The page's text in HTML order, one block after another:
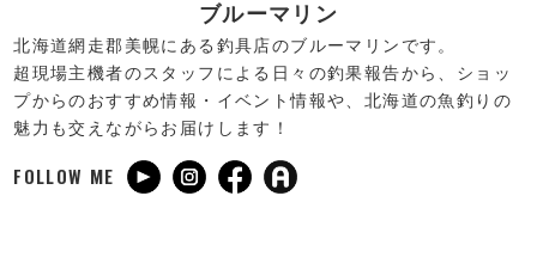
ブルーマリン
北海道網走郡美幌にある釣具店のブルーマリンです。
超現場主機者のスタッフによる日々の釣果報告から、ショッ
プからのおすすめ情報・イベント情報や、北海道の魚釣りの
魅力も交えながらお届けします！
FOLLOW ME